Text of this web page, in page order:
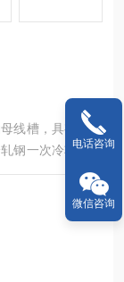
线槽，具有体积
钢一次冷轧成波
槽的机械强度和
电话咨询
微信咨询